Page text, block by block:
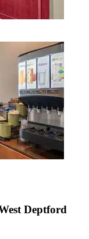
Deptford